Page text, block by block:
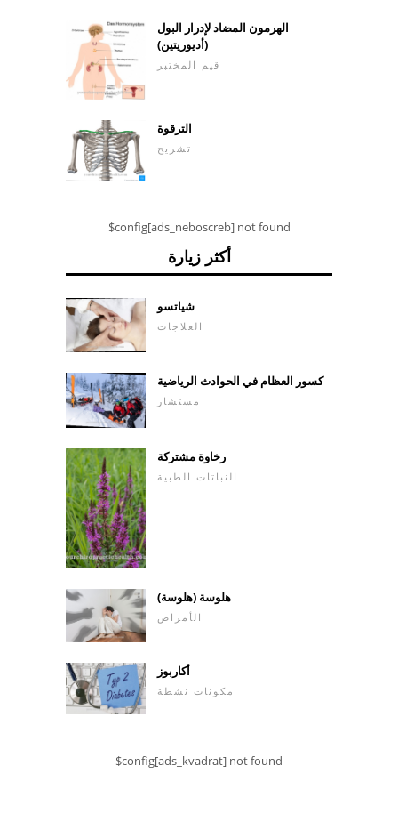
الهرمون المضاد لإدرار البول
(أديوريتين)
قيم المختبر
الترقوة
تشريح
$config[ads_neboscreb] not found
أكثر زيارة
شياتسو
العلاجات
كسور العظام في الحوادث الرياضية
مستشار
رخاوة مشتركة
النباتات الطبية
هلوسة (هلوسة)
الأمراض
أكاربوز
مكونات نشطة
$config[ads_kvadrat] not found